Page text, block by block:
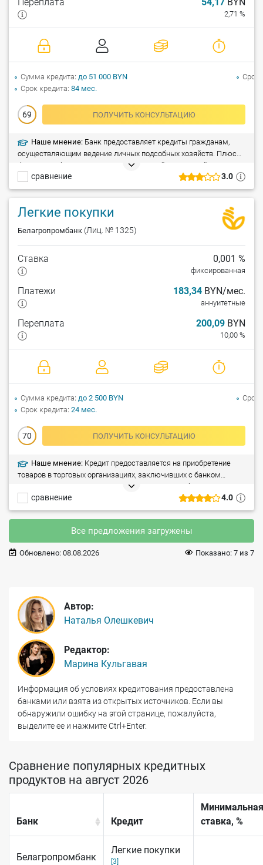
3.0
сравнение
2,71 %
69 ПОЛУЧИТЬ КОНСУЛЬТАЦИЮ
Сумма кредита до 51 000 BYN
Срок кредита 84 мес.
Срок
Наше мнение: Банк предоставляет кредиты гражданам,
осуществляющим ведение личных подсобных хозяйств. Плюсы:
без залога, без дополнительных платежей и комиссий,
возможность досрочного погашения, крупная сумма кредита,
разные сроки кредитования. Минусы: предоставление справки о
дней.
Легкие покупки
Белагропромбанк (Лиц. № 1325)
4.0
сравнение
Ставка 0,001 %
фиксированная
Платежи 183,34 BYN/мес.
аннуитетные
Переплата 200,09 BYN
10,00 %
70 ПОЛУЧИТЬ КОНСУЛЬТАЦИЮ
Сумма кредита до 2 500 BYN
Срок кредита 24 мес.
Срок
Наше мнение: Кредит предоставляется на приобретение
товаров в торговых организациях, заключивших с банком
договоры о сотрудничестве. Плюсы: рассрочка без переплат,
без справок (до 2 000 рублей) и поручителей, никаких
дополнительных комиссий, рассмотрение заявки в течении 1
часа. Особые условия: покупки только в магазинах-партнерах
Все предложения загружены
Обновлено: 08.08.2026 Показано: 7 из 7
Автор:
Наталья Олешкевич
Редактор:
Марина Кульгавая
Информация об условиях кредитования предоставлена
банками или взята из открытых источников. Если вы
обнаружили ошибку на этой странице, пожалуйста,
выделите ее и нажмите Ctrl+Enter.
Сравнение популярных кредитных
продуктов на август 2026
Банк Кредит
Минимальная
ставка, %
Белагропромбанк
Легкие покупки
[3]